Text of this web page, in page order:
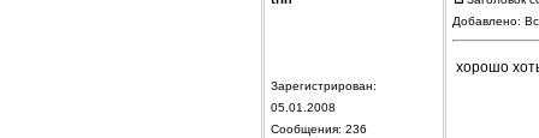
Зарегистрирован:
05.01.2008
Сообщения: 236
Добавлено:
хорошо